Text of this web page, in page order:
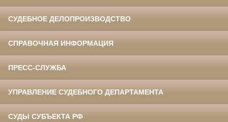
СУДЕБНОЕ ДЕЛОПРОИЗВОДСТВО
СПРАВОЧНАЯ ИНФОРМАЦИЯ
ПРЕСС-СЛУЖБА
УПРАВЛЕНИЕ СУДЕБНОГО ДЕПАРТАМЕНТА
СУДЫ СУБЪЕКТА РФ